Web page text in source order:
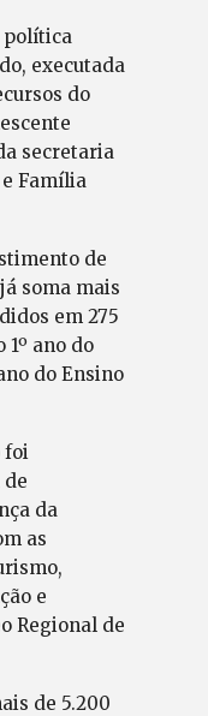
política
executada
do
secretaria
Família
de
soma mais
em 275
ano do
do Ensino
foi
da
as
e
Regional de
de 5.200